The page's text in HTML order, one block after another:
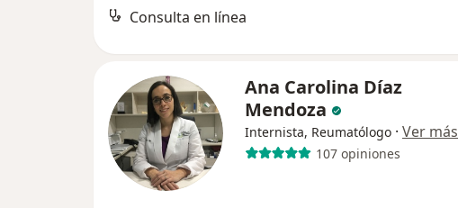
Consulta en línea
Ana Carolina Díaz
Mendoza
Internista, Reumatólogo · Ver más
107 opiniones